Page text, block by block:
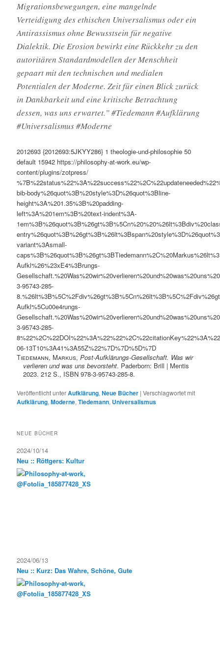
Migrationsbewegungen, eine mangelnde
Verteidigung des ethischen Universalismus oder ein
Antirassismus ohne Bewusstsein für negative
Dialektik. Die Erosion bewirkt eine Rückkehr zu den
autoritären Standardmodellen der Menschheit
gepaart mit den technischen und medialen
Potentialen der Moderne. Zeit für einen Blick zurück
in Dankbarkeit und eine kritische Betrachtung
dessen, was uns erwartet.” #Tiedemann #Aufklärung
#Universalismus #Moderne
2012693 {2012693:5JKYY286} 1 theologie-und-philosophie 50
default 15942 https://philosophy-at-work.eu/wp-
content/plugins/zotpress/
bib-body%26quot%3B%20style%3D%26quot%3Bline-
height%3A%201.35%3B%20padding-
left%3A%201em%3B%20text-indent%3A-
variant%3Asmall-
Aufkl%26%23xE4%3Brungs-
3-95743-285-
Aufkl%5Cu00e4rungs-
3-95743-285-
06-13T10%3A41%3A55Z%22%7D%7D%5D%7D
Tiedemann, Markus,Post-Aufklärungs-Gesellschaft. Was wir
verlieren und was uns bevorsteht. Paderborn: Brill | Mentis
2023. 212 S., ISBN 978-3-95743-285-8.
Veröffentlicht unterAufklärung,Neue Bücher |Verschlagwortet mit
Aufklärung,Moderne,Tiedemann, Universalismus
NEUE BÜCHER
2024/10/14
Neu :: Röttgers: Kultur
2024/06/13
Neu :: Kurz: Das Wahre, Schöne, Gute